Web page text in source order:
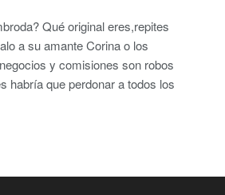
Qué original eres,repites
a su amante Corina o los
y comisiones son robos
habría que perdonar a todos los